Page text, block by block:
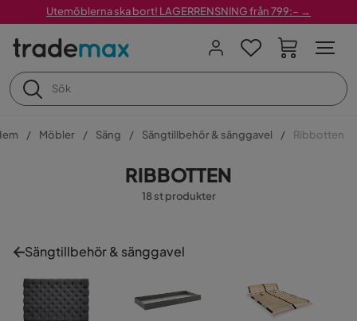
Utemöblerna ska bort! LAGERRENSNING från 799:– →
Möbler Säng Sängtillbehör & sänggavel Ribbotten
RIBBOTTEN
18 st produkter
Sängtillbehör & sänggavel